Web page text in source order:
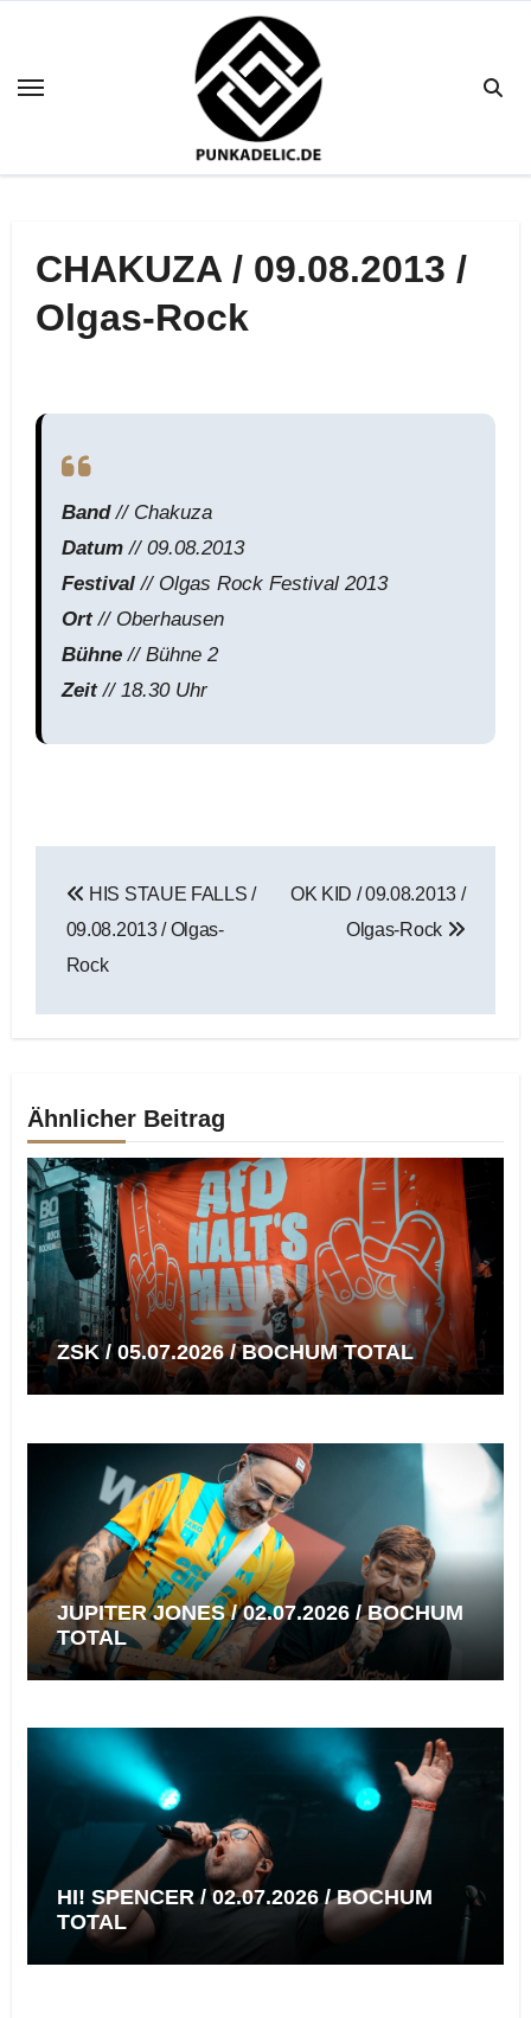
springen
CHAKUZA / 09.08.2013 /
Olgas-Rock
Band// Chakuza
Datum// 09.08.2013
Festival// Olgas Rock Festival 2013
Ort// Oberhausen
Bühne// Bühne 2
Zeit// 18.30 Uhr
HIS STAUE FALLS /
09.08.2013 / Olgas-
Rock
OK KID / 09.08.2013 /
Olgas-Rock
Ähnlicher Beitrag
ZSK / 05.07.2026 / BOCHUM TOTAL
JUPITER JONES / 02.07.2026 / BOCHUM
TOTAL
HI! SPENCER / 02.07.2026 / BOCHUM
TOTAL